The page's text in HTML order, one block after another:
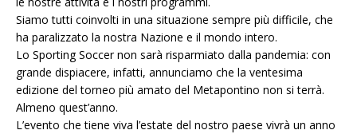
Siamo tutti coinvolti in una situazione sempre più difficile, che
ha paralizzato la nostra Nazione e il mondo intero.
Lo Sporting Soccer non sarà risparmiato dalla pandemia: con
grande dispiacere, infatti, annunciamo che la ventesima
edizione del torneo più amato del Metapontino non si terrà.
Almeno quest’anno.
L’evento che tiene viva l’estate del nostro paese vivrà un anno